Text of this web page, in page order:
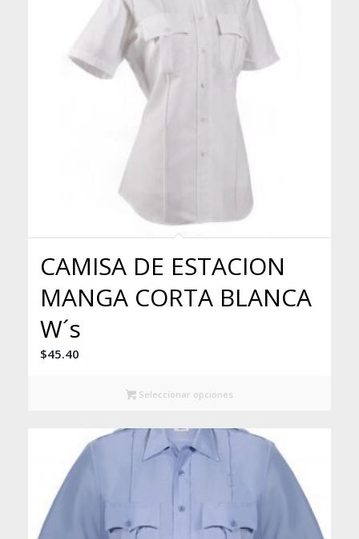
CAMISA DE ESTACION
MANGA CORTA BLANCA
W´s
$45.40
Seleccionar opciones